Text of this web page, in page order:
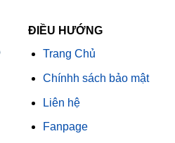
ĐIỀU HƯỚNG
Trang Chủ
Chínhh sách bảo mật
Liên hệ
Fanpage